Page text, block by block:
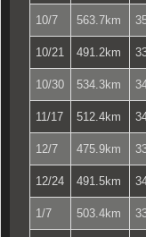
10/7 563.7km
10/21 491.2km
10/30 534.3km
11/17 512.4km
12/7 475.9km
12/24 491.5km
1/7 503.4km